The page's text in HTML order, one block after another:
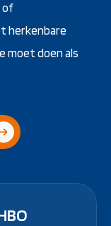
of
herkenbare
moet doen als